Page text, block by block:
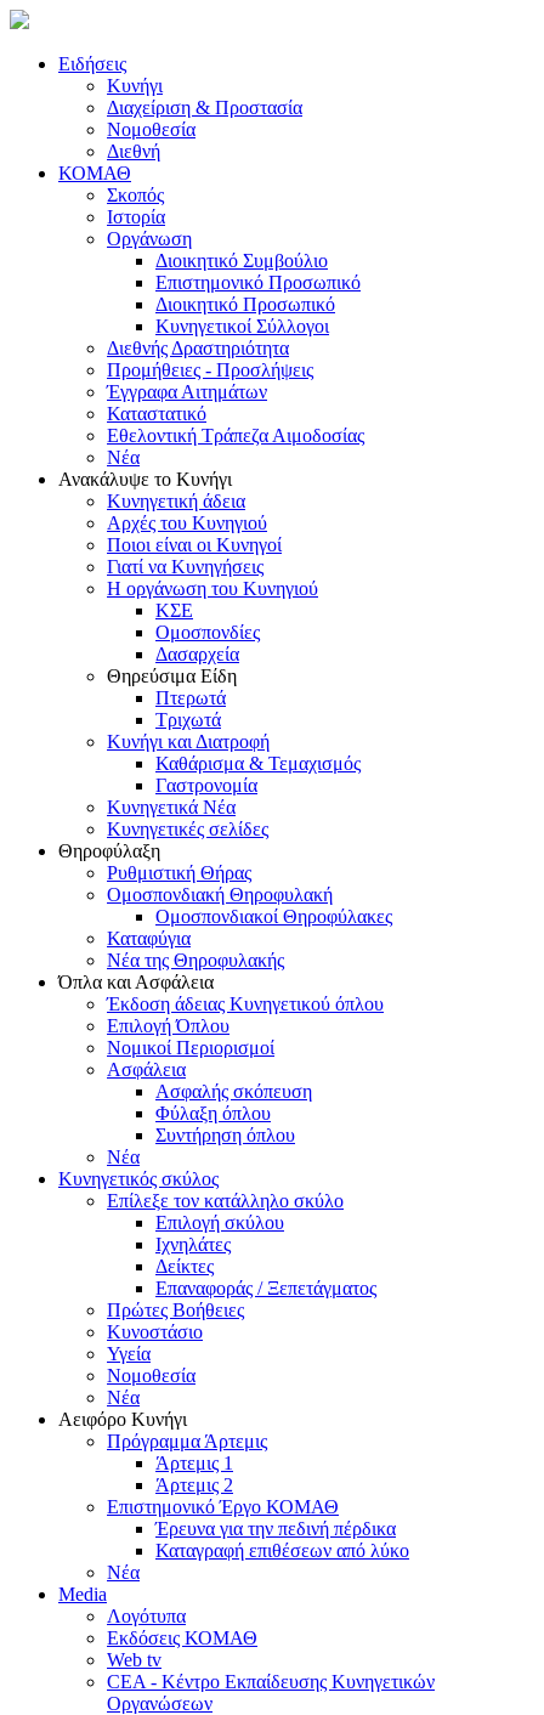
Ειδήσεις
Κυνήγι
Διαχείριση & Προστασία
Νομοθεσία
Διεθνή
ΚΟΜΑΘ
Σκοπός
Ιστορία
Οργάνωση
Διοικητικό Συμβούλιο
Επιστημονικό Προσωπικό
Διοικητικό Προσωπικό
Κυνηγετικοί Σύλλογοι
Διεθνής Δραστηριότητα
Προμήθειες - Προσλήψεις
Έγγραφα Αιτημάτων
Καταστατικό
Εθελοντική Τράπεζα Αιμοδοσίας
Νέα
Ανακάλυψε το Κυνήγι
Κυνηγετική άδεια
Αρχές του Κυνηγιού
Ποιοι είναι οι Κυνηγοί
Γιατί να Κυνηγήσεις
Η οργάνωση του Κυνηγιού
ΚΣΕ
Ομοσπονδίες
Δασαρχεία
Θηρεύσιμα Είδη
Πτερωτά
Τριχωτά
Κυνήγι και Διατροφή
Καθάρισμα & Τεμαχισμός
Γαστρονομία
Κυνηγετικά Νέα
Κυνηγετικές σελίδες
Θηροφύλαξη
Ρυθμιστική Θήρας
Ομοσπονδιακή Θηροφυλακή
Oμοσπονδιακοί Θηροφύλακες
Καταφύγια
Νέα της Θηροφυλακής
Όπλα και Ασφάλεια
Έκδοση άδειας Κυνηγετικού όπλου
Επιλογή Όπλου
Νομικοί Περιορισμοί
Ασφάλεια
Ασφαλής σκόπευση
Φύλαξη όπλου
Συντήρηση όπλου
Νέα
Κυνηγετικός σκύλος
Επίλεξε τον κατάλληλο σκύλο
Επιλογή σκύλου
Ιχνηλάτες
Δείκτες
Επαναφοράς / Ξεπετάγματος
Πρώτες Βοήθειες
Κυνοστάσιο
Υγεία
Νομοθεσία
Νέα
Αειφόρο Κυνήγι
Πρόγραμμα Άρτεμις
Άρτεμις 1
Άρτεμις 2
Επιστημονικό Έργο ΚΟΜΑΘ
Έρευνα για την πεδινή πέρδικα
Καταγραφή επιθέσεων από λύκο
Νέα
Media
Λογότυπα
Εκδόσεις ΚΟΜΑΘ
Web tv
CEA - Κέντρο Εκπαίδευσης Κυνηγετικών
Οργανώσεων